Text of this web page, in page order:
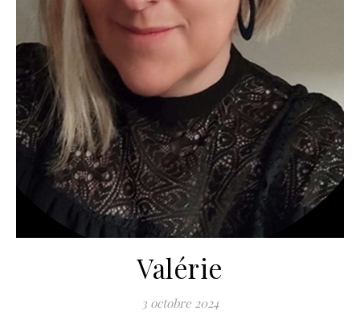
Valérie
3 octobre 2024